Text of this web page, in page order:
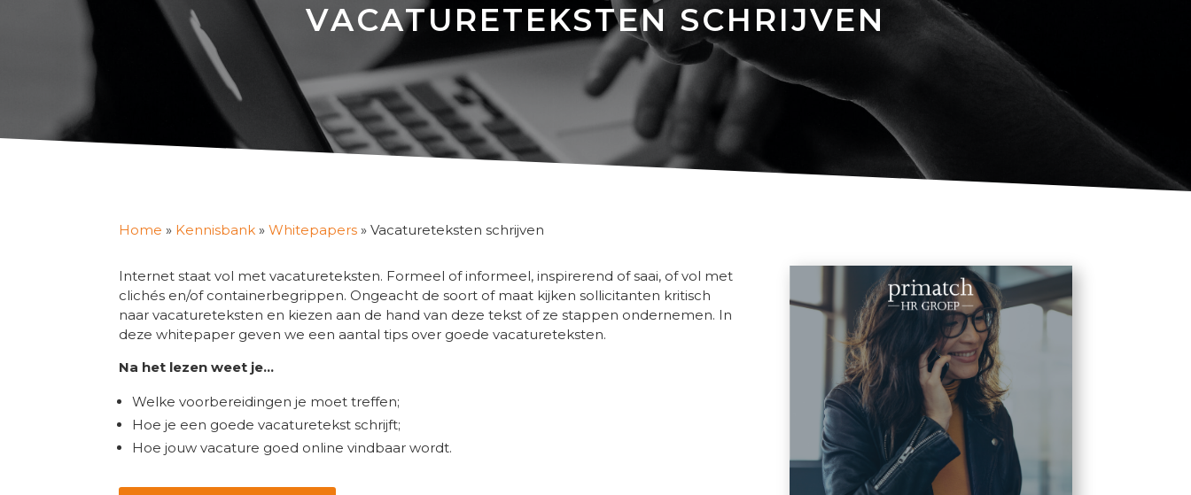
VACATURETEKSTEN SCHRIJVEN
Home » Kennisbank »Whitepapers »Vacatureteksten schrijven
Internet staat vol met vacatureteksten. Formeel of informeel, inspirerend of saai, of vol met
clichés en/of containerbegrippen. Ongeacht de soort of maat kijken sollicitanten kritisch
naar vacatureteksten en kiezen aan de hand van deze tekst of ze stappen ondernemen. In
deze whitepaper geven we een aantal tips over goede vacatureteksten.
Na het lezen weet je…
Welke voorbereidingen je moet treffen;
Hoe je een goede vacaturetekst schrijft;
Hoe jouw vacature goed online vindbaar wordt.